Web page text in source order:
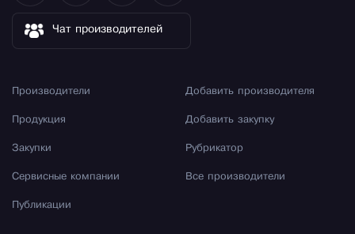
Чат производителей
Производители
Продукция
Закупки
Сервисные компании
Публикации
Добавить производителя
Добавить закупку
Рубрикатор
Все производители